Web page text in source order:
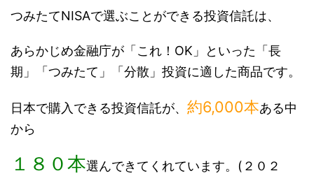
つみたてNISAで選ぶことができる投資信託は、
あらかじめ金融庁が「これ！OK」といった「長
期」「つみたて」「分散」投資に適した商品です。
日本で購入できる投資信託が、 約6,000本ある中
から
１８０本選んできてくれています。(２０２